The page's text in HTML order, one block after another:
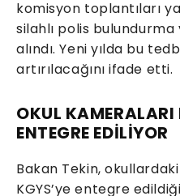
komisyon toplantıları
silahlı polis
alındı. Yeni yılda bu
artırılacağını ifade etti.
OKUL KAMERALARI
ENTEGRE EDİLİYOR
Bakan Tekin,
KGYS’ye entegre